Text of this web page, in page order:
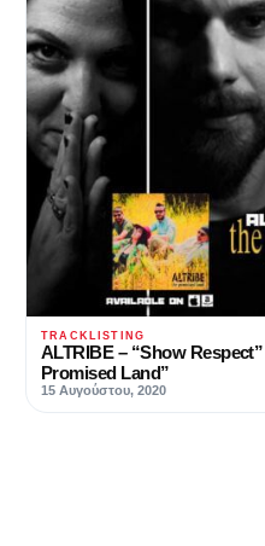
TRACKLISTING
ALTRIBE – “Show
Promised Land”
15 Αυγούστου, 2020